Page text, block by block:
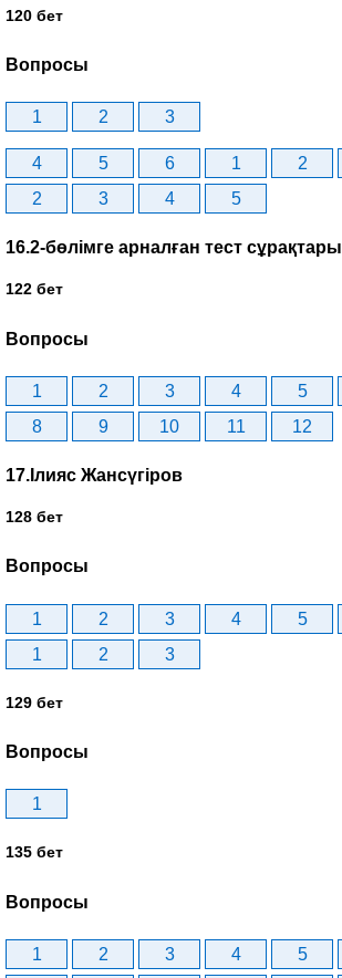
120 бет
Вопросы
1 2 3
4 5 6 1 2
2
3 4 5
16.2-бөлімге арналған тест сұрақтары
122 бет
Вопросы
1 2 3 4 5
8
9 10 11 12
17.Ілияс Жансүгіров
128 бет
Вопросы
1 2 3 4 5
1
2 3
129 бет
Вопросы
1
135 бет
Вопросы
1 2 3 4 5